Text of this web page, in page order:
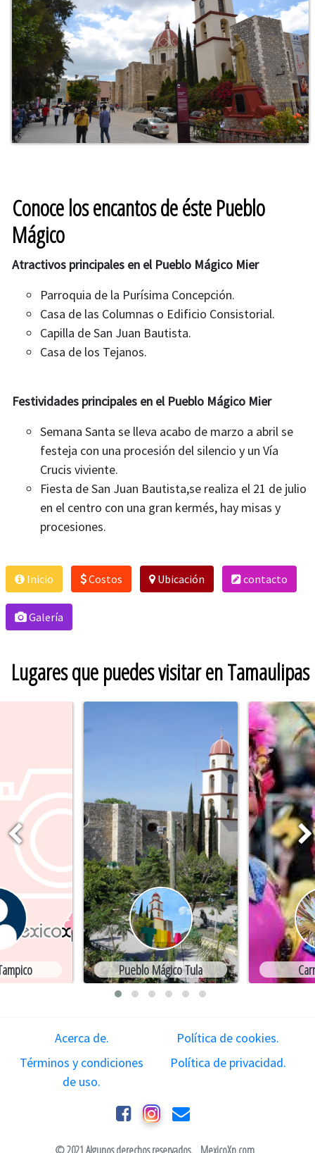
Conoce los encantos de éste Pueblo
Mágico
Atractivos principales en el Pueblo Mágico Mier
​​Parroquia de la Purísima Concepción.
Casa de las Columnas o Edificio Consistorial.
Capilla de San Juan Bautista.
Casa de los Tejanos​.
Festividades principales en el Pueblo Mágico Mier
Semana Santa se lleva acabo de marzo a abril se
festeja con una procesión del silencio y un Vía
Crucis viviente.​
Fiesta de San Juan Bautista,se realiza el 21 de julio
en el centro con una gran kermés, hay misas y
procesiones.​​
Inicio Costos Ubicación contacto
Galería
Lugares que puedes visitar en Tamaulipas
Pueblo Mágico Tula
Acerca de.
Política de cookies.
Términos y condiciones
de uso.
Política de privacidad.